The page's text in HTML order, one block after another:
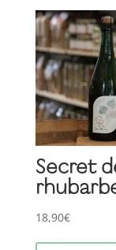
Secret
18,90€